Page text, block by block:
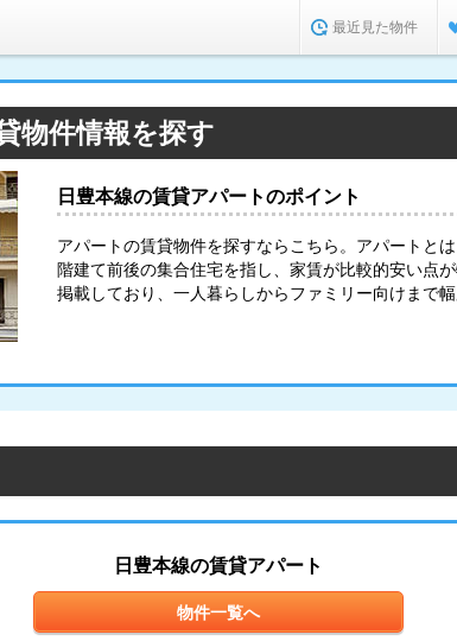
最近見た物件
物件情報を探す
日豊本線の賃貸アパートのポイント
アパートの賃貸物件を探すならこちら。アパートと
階建て前後の集合住宅を指し、家賃が比較的安い点
掲載しており、一人暮らしからファミリー向けまで幅
日豊本線の賃貸アパート
物件一覧へ